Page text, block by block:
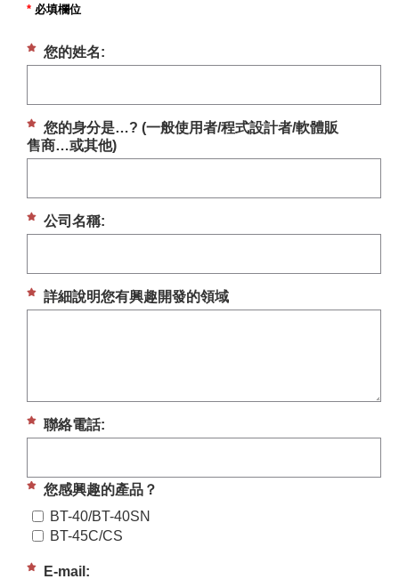
* 必填欄位
您的姓名:
您的身分是…? (一般使用者/程式設計者/軟體販
售商…或其他)
公司名稱:
詳細說明您有興趣開發的領域
聯絡電話:
您感興趣的產品？
BT-40/BT-40SN
BT-45C/CS
E-mail: